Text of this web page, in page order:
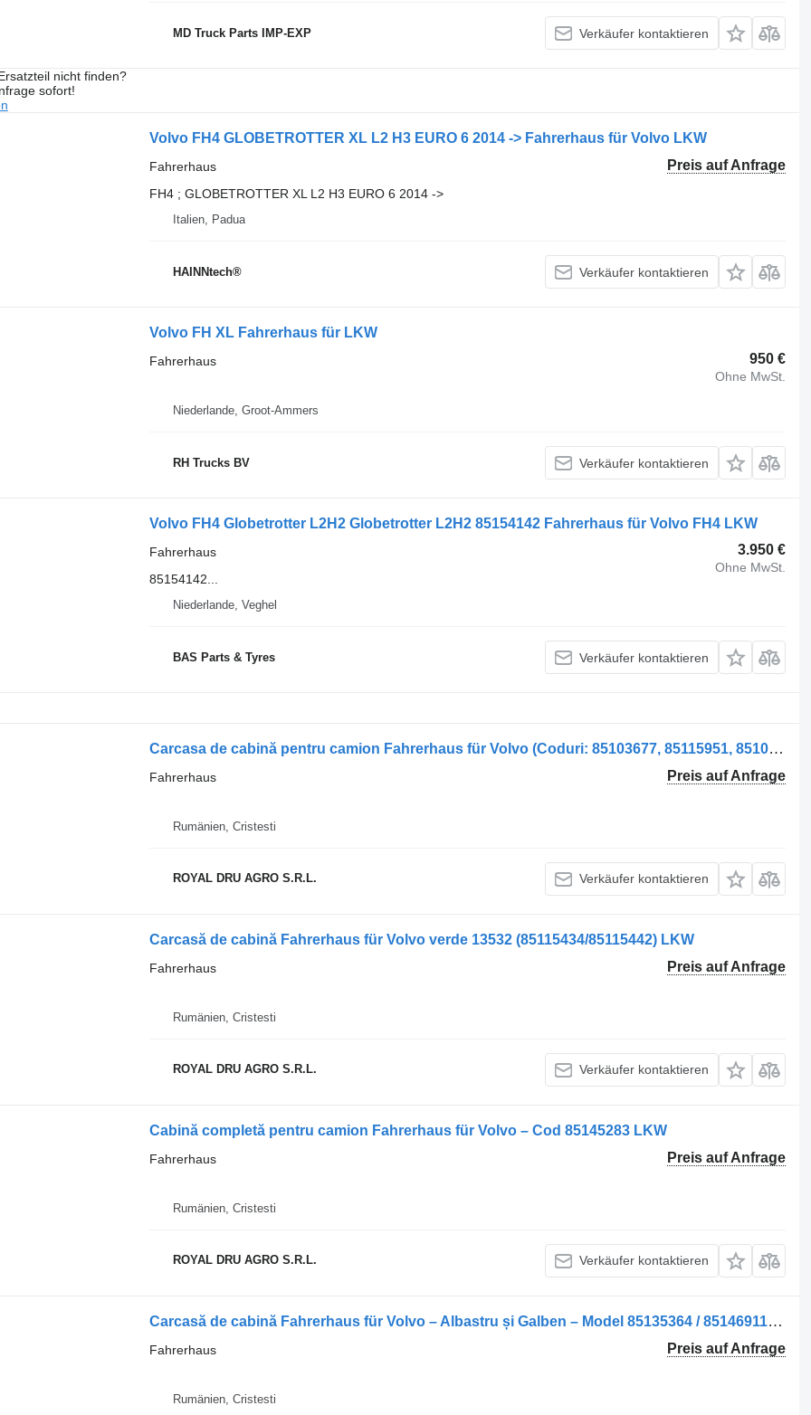
MD Truck Parts IMP-EXP Verkäufer kontaktieren
nicht finden?
sofort!
Volvo FH4 GLOBETROTTER XL L2 H3 EURO 6 2014 -> Fahrerhaus für Volvo LKW
Preis auf Anfrage
Fahrerhaus
FH4 ; GLOBETROTTER XL L2 H3 EURO 6 2014 ->
Italien, Padua
HAINNtech® Verkäufer kontaktieren
Volvo FH XL Fahrerhaus für LKW
950 €
Ohne MwSt.
Fahrerhaus
Niederlande, Groot-Ammers
RH Trucks BV Verkäufer kontaktieren
Volvo FH4 Globetrotter L2H2 Globetrotter L2H2 85154142 Fahrerhaus für Volvo FH4 LKW
3.950 €
Ohne MwSt.
Fahrerhaus
85154142...
Niederlande, Veghel
BAS Parts & Tyres Verkäufer kontaktieren
Carcasa de cabină pentru camion Fahrerhaus für Volvo (Coduri: 85103677, 85115951, 85108938) LKW
Preis auf Anfrage
Fahrerhaus
Rumänien, Cristesti
ROYAL DRU AGRO S.R.L. Verkäufer kontaktieren
Carcasă de cabină Fahrerhaus für Volvo verde 13532 (85115434/85115442) LKW
Preis auf Anfrage
Fahrerhaus
Rumänien, Cristesti
ROYAL DRU AGRO S.R.L. Verkäufer kontaktieren
Cabină completă pentru camion Fahrerhaus für Volvo – Cod 85145283 LKW
Preis auf Anfrage
Fahrerhaus
Rumänien, Cristesti
ROYAL DRU AGRO S.R.L. Verkäufer kontaktieren
Carcasă de cabină Fahrerhaus für Volvo – Albastru și Galben – Model 85135364 / 85146911 LKW
Preis auf Anfrage
Fahrerhaus
Rumänien, Cristesti